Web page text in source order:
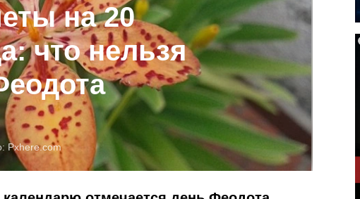
на 20
что нельзя
Pxhere.com